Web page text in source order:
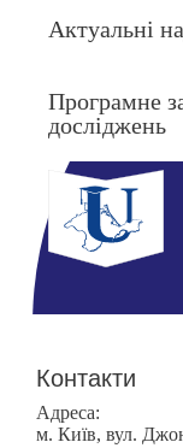
Актуальні
Програмне
досліджень
Контакти
Адреса:
м. Київ, вул.